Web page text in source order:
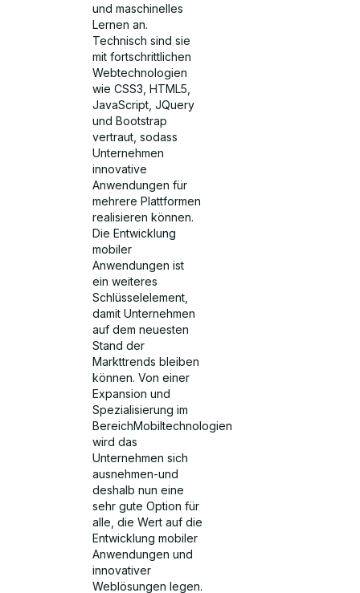
und maschinelles
Lernen an.
Technisch sind sie
mit fortschrittlichen
Webtechnologien
wie CSS3, HTML5,
JavaScript, JQuery
und Bootstrap
vertraut, sodass
Unternehmen
innovative
Anwendungen für
mehrere Plattformen
realisieren können.
Die Entwicklung
mobiler
Anwendungen ist
ein weiteres
Schlüsselelement,
damit Unternehmen
auf dem neuesten
Stand der
Markttrends bleiben
können. Von einer
Expansion und
Spezialisierung im
BereichMobiltechnologien
wird das
Unternehmen sich
ausnehmen-und
deshalb nun eine
sehr gute Option für
alle, die Wert auf die
Entwicklung mobiler
Anwendungen und
innovativer
Weblösungen legen.